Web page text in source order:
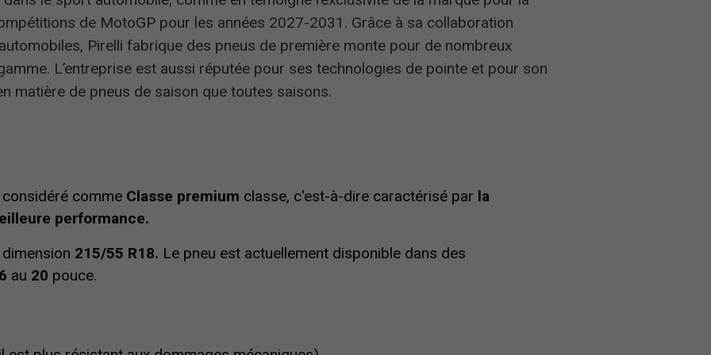
de MotoGP pour les années 2027-2031. Grâce à sa collaboration
Pirelli fabrique des pneus de première monte pour de nombreux
L’entreprise est aussi réputée pour ses technologies de pointe et pour son
matière de pneus de saison que toutes saisons.
comme Classe premium classe, c'est-à-dire caractérisé par la
performance.
215/55 R18. Le pneu est actuellement disponible dans des
au 20 pouce.